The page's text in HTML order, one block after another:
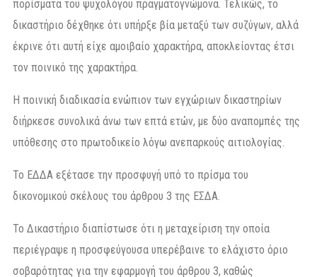
πορίσματα του ψυχολόγου πραγματογνώμονα. Τελικώς, το
δικαστήριο δέχθηκε ότι υπήρξε βία μεταξύ των συζύγων, αλλά
έκρινε ότι αυτή είχε αμοιβαίο χαρακτήρα, αποκλείοντας έτσι
τον ποινικό της χαρακτήρα.
Η ποινική διαδικασία ενώπιον των εγχώριων δικαστηρίων
διήρκεσε συνολικά άνω των επτά ετών, με δύο αναπομπές της
υπόθεσης στο πρωτοδικείο λόγω ανεπαρκούς αιτιολογίας.
Το ΕΔΔΑ εξέτασε την προσφυγή υπό το πρίσμα του
δικονομικού σκέλους του άρθρου 3 της ΕΣΔΑ.
Το Δικαστήριο διαπίστωσε ότι η μεταχείριση την οποία
περιέγραψε η προσφεύγουσα υπερέβαινε το ελάχιστο όριο
σοβαρότητας για την εφαρμογή του άρθρου 3, καθώς